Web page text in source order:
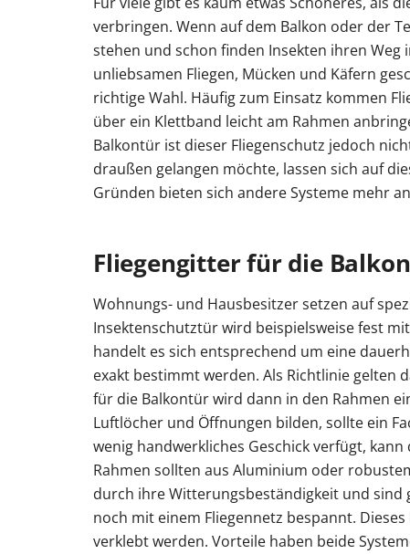
verbringen. Wenn auf dem Balkon oder der
stehen und schon finden Insekten ihren
unliebsamen Fliegen, Mücken und Käfern
richtige Wahl. Häufig zum Einsatz kommen
über ein Klettband leicht am Rahmen
Balkontür ist dieser Fliegenschutz jedoch
draußen gelangen möchte, lassen sich auf
Gründen bieten sich andere Systeme mehr
Fliegengitter für die
Wohnungs- und Hausbesitzer setzen auf
Insektenschutztür wird beispielsweise fest
handelt es sich entsprechend um eine
exakt bestimmt werden. Als Richtlinie gelten
für die Balkontür wird dann in den Rahmen
Luftlöcher und Öffnungen bilden, sollte ein
wenig handwerkliches Geschick verfügt,
Rahmen sollten aus Aluminium oder
durch ihre Witterungsbeständigkeit und
noch mit einem Fliegennetz bespannt.
verklebt werden. Vorteile haben beide